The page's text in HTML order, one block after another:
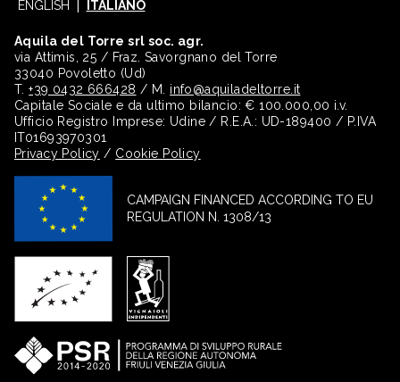
ENGLISH ITALIANO
Aquila del Torre srl soc. agr.
via Attimis, 25 / Fraz. Savorgnano del Torre
33040 Povoletto (Ud)
T.+39 0432 666428 / M. info@aquiladeltorre.it
Capitale Sociale e da ultimo bilancio: € 100.000,00 i.v.
Ufficio Registro Imprese: Udine / R.E.A.: UD-189400 / P.IVA
IT01693970301
Privacy Policy / Cookie Policy
CAMPAIGN FINANCED ACCORDING TO EU
REGULATION N. 1308/13